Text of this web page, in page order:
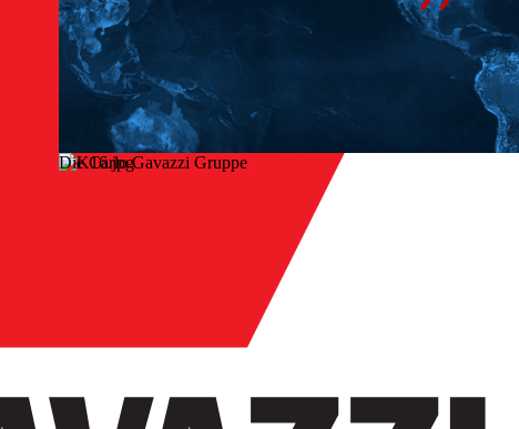
Die Carlo Gavazzi Gruppe